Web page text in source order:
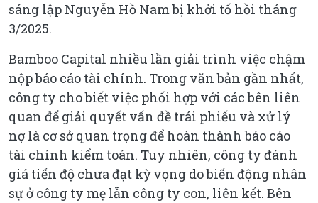
sáng lập Nguyễn Hồ Nam bị khởi tố hồi tháng
3/2025.
Bamboo Capital nhiều lần giải trình việc chậm
nộp báo cáo tài chính. Trong văn bản gần nhất,
công ty cho biết việc phối hợp với các bên liên
quan để giải quyết vấn đề trái phiếu và xử lý
nợ là cơ sở quan trọng để hoàn thành báo cáo
tài chính kiểm toán. Tuy nhiên, công ty đánh
giá tiến độ chưa đạt kỳ vọng do biến động nhân
sự ở công ty mẹ lẫn công ty con, liên kết. Bên